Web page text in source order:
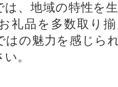
は、地域の特性を
礼品を多数取り
はの魅力を感じら
。